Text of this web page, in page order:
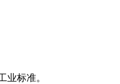
业标准。